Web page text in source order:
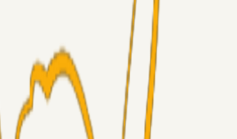
Skaktræk Mod En Utålmodig
04. aug. 2026